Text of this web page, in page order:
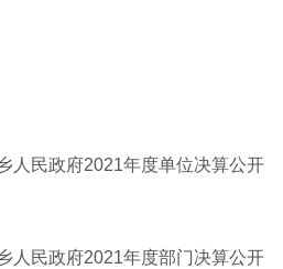
人民政府2021年度单位决算公开
人民政府2021年度部门决算公开